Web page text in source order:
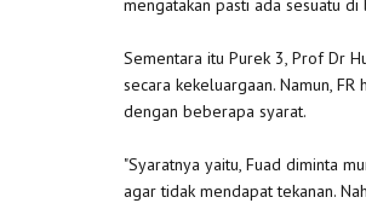
Sementara itu Purek 3, Prof Dr
secara kekeluargaan. Namun,
dengan beberapa syarat.
"Syaratnya yaitu, Fuad diminta
agar tidak mendapat tekanan.